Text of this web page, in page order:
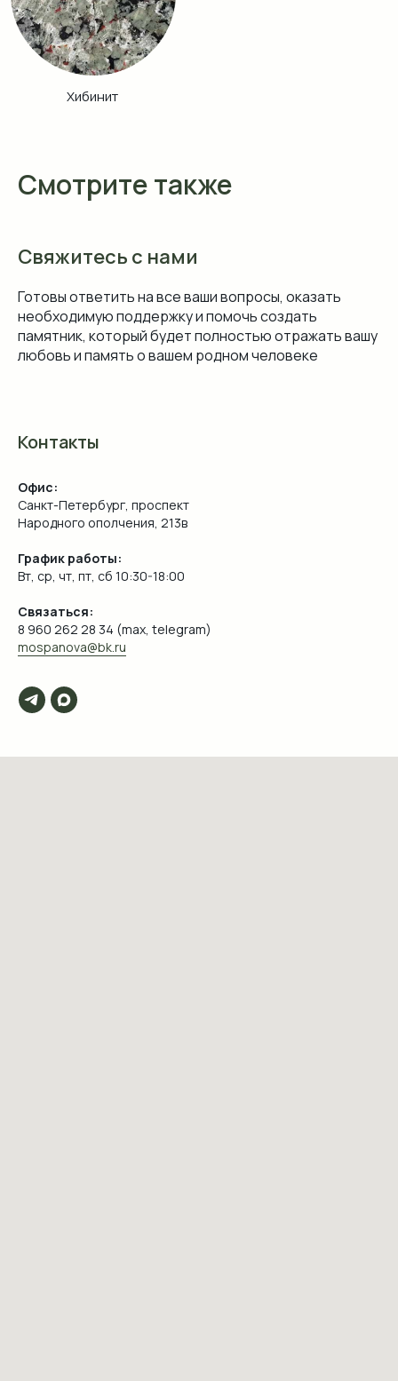
Смотрите также
Свяжитесь с нами
Готовы ответить на все ваши вопросы, оказать
необходимую поддержку и помочь создать
памятник, который будет полностью отражать вашу
любовь и память о вашем родном человеке
Контакты
Офис:
Санкт-Петербург, проспект
Народного ополчения, 213в
График работы:
Вт, ср, чт, пт, сб 10:30-18:00
Связаться:
8 960 262 28 34 (max, telegram)
mospanova@bk.ru